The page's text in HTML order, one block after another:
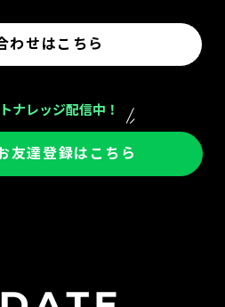
わせはこちら
ナレッジ配信中！
友達登録はこちら